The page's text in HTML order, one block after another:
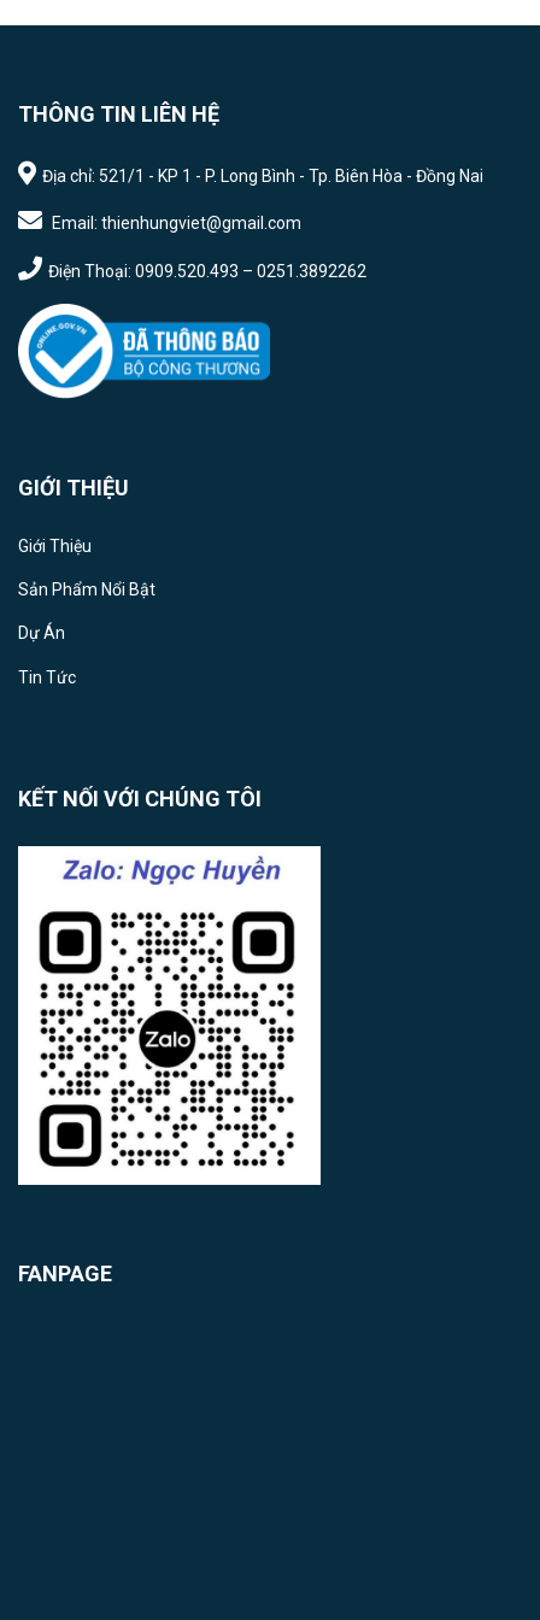
THÔNG TIN LIÊN HỆ
Địa chỉ: 521/1 - KP 1 - P. Long Bình - Tp. Biên Hòa - Đồng Nai
Email: thienhungviet@gmail.com
Điện Thoại: 0909.520.493 – 0251.3892262
GIỚI THIỆU
Giới Thiệu
Sản Phẩm Nổi Bật
Dự Án
Tin Tức
KẾT NỐI VỚI CHÚNG TÔI
FANPAGE